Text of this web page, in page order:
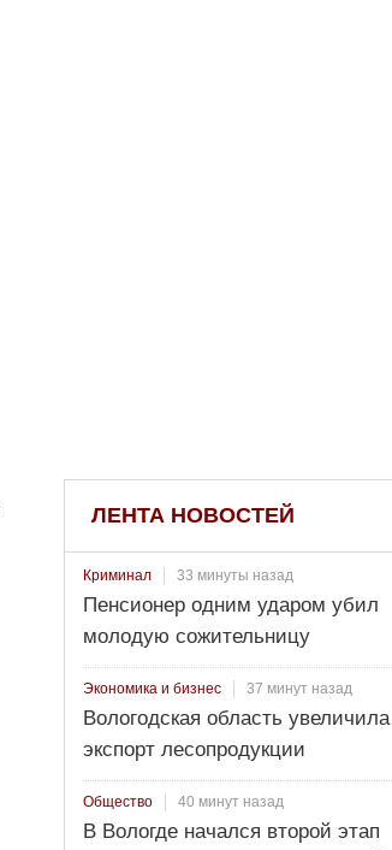
ЛЕНТА НОВОСТЕЙ
Криминал 33 минуты назад
Пенсионер одним ударом убил
молодую сожительницу
Экономика и бизнес 37 минут назад
Вологодская область увеличила
экспорт лесопродукции
Общество 40 минут назад
В Вологде начался второй этап